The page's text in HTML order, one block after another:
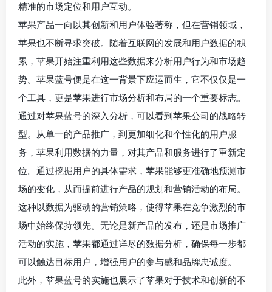
精准的市场定位和用户互动。
苹果产品一向以其创新和用户体验著称，但在营销领域，
苹果也不断寻求突破。随着互联网的发展和用户数据的积
累，苹果开始注重利用这些数据来分析用户行为和市场趋
势。苹果蓝号便是在这一背景下应运而生，它不仅仅是一
个工具，更是苹果进行市场分析和布局的一个重要标志。
通过对苹果蓝号的深入分析，可以看到苹果公司的战略转
型。从单一的产品推广，到更加细化和个性化的用户服
务，苹果利用数据的力量，对其产品和服务进行了重新定
位。通过挖掘用户的具体需求，苹果能够更准确地预测市
场的变化，从而提前进行产品的规划和营销活动的布局。
这种以数据为驱动的营销策略，使得苹果在竞争激烈的市
场中始终保持领先。无论是新产品的发布，还是市场推广
活动的实施，苹果都通过详尽的数据分析，确保每一步都
可以触达目标用户，增强用户的参与感和品牌忠诚度。
此外，苹果蓝号的实施也展示了苹果对于技术和创新的不